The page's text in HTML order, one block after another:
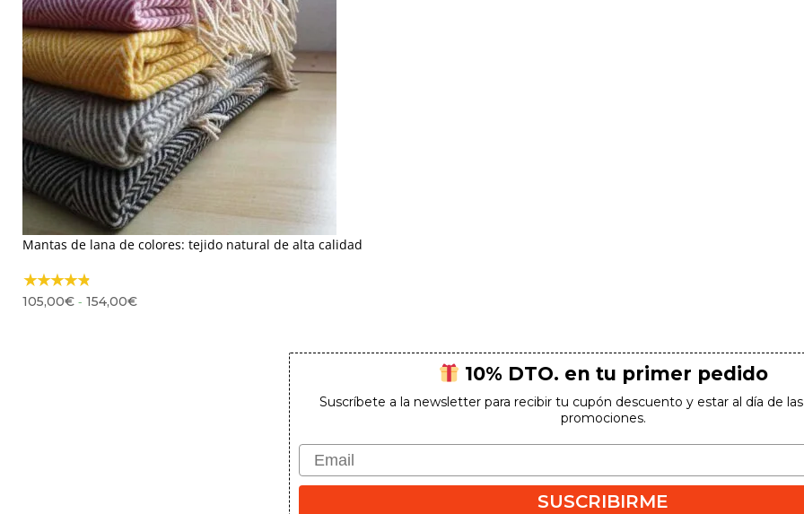
Mantas de lana de colores: tejido natural de alta calidad
105,00€ - 154,00€Rango
10% DTO. en tu primer pedido
Suscríbete a la newsletter para recibir tu cupón descuento y estar al día de
promociones.
Email
SUSCRIBIRME